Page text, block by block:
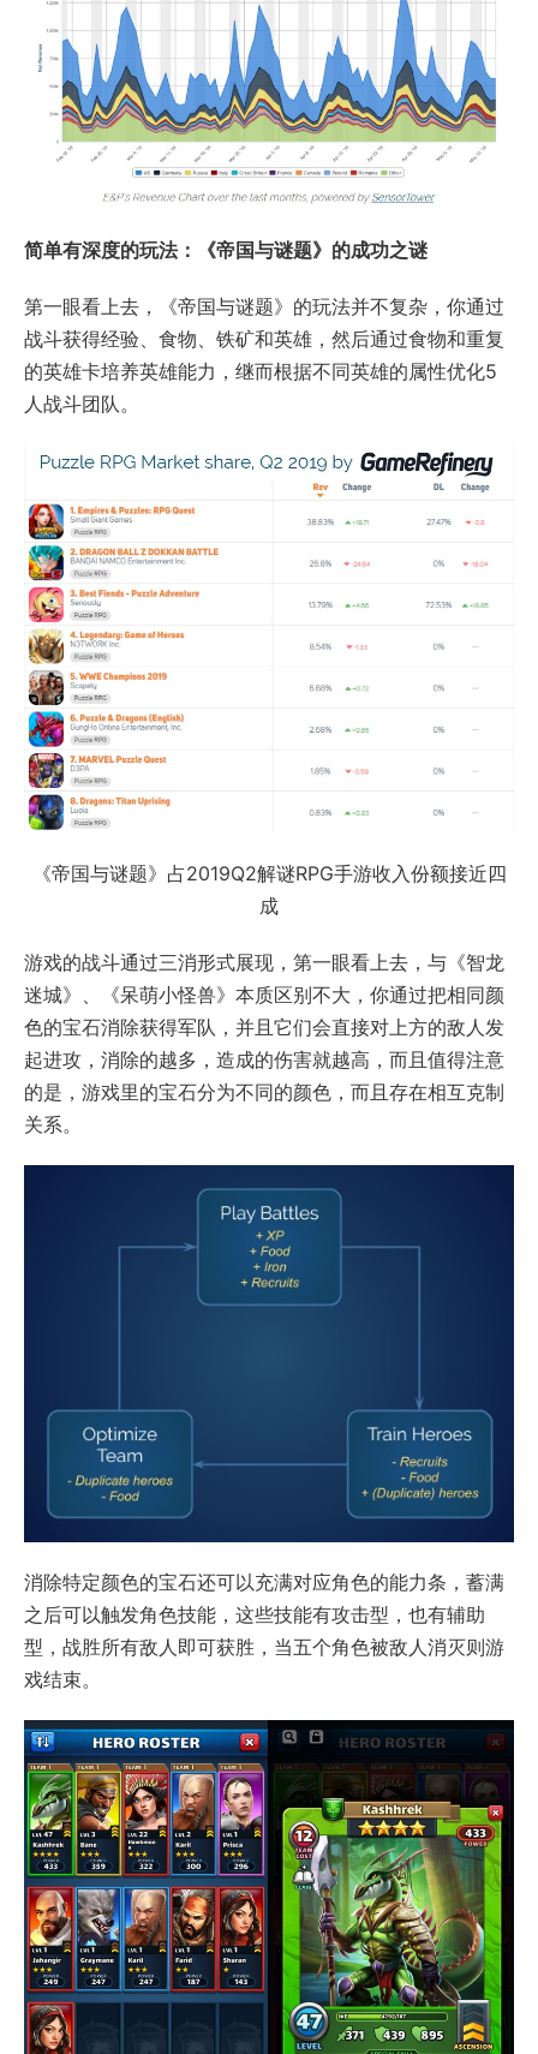
简单有深度的玩法：《帝国与谜题》的成功之谜
第一眼看上去，《帝国与谜题》的玩法并不复杂，你通过
战斗获得经验、食物、铁矿和英雄，然后通过食物和重复
的英雄卡培养英雄能力，继而根据不同英雄的属性优化5
人战斗团队。
《帝国与谜题》占2019Q2解谜RPG手游收入份额接近四
成
游戏的战斗通过三消形式展现，第一眼看上去，与《智龙
迷城》、《呆萌小怪兽》本质区别不大，你通过把相同颜
色的宝石消除获得军队，并且它们会直接对上方的敌人发
起进攻，消除的越多，造成的伤害就越高，而且值得注意
的是，游戏里的宝石分为不同的颜色，而且存在相互克制
关系。
消除特定颜色的宝石还可以充满对应角色的能力条，蓄满
之后可以触发角色技能，这些技能有攻击型，也有辅助
型，战胜所有敌人即可获胜，当五个角色被敌人消灭则游
戏结束。